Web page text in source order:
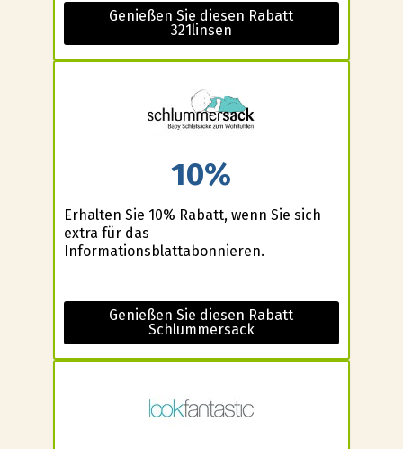
Genießen Sie diesen Rabatt
321linsen
10%
Erhalten Sie 10% Rabatt, wenn Sie sich
extra für das
Informationsblattabonnieren.
Genießen Sie diesen Rabatt
Schlummersack